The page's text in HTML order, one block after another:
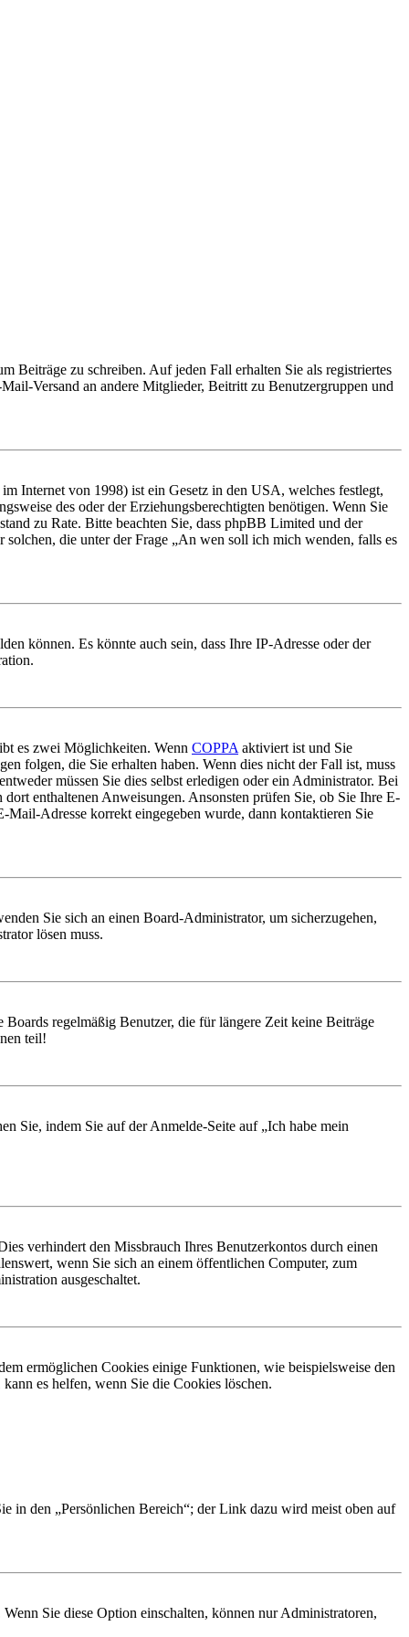
Beiträge zu schreiben. Auf jeden Fall erhalten Sie als registriertes
Versand an andere Mitglieder, Beitritt zu Benutzergruppen und
Internet von 1998) ist ein Gesetz in den USA, welches festlegt,
des oder der Erziehungsberechtigten benötigen. Wenn Sie
zu Rate. Bitte beachten Sie, dass phpBB Limited und der
die unter der Frage „An wen soll ich mich wenden, falls es
können. Es könnte auch sein, dass Ihre IP-Adresse oder der
es zwei Möglichkeiten. Wenn COPPA aktiviert ist und Sie
folgen, die Sie erhalten haben. Wenn dies nicht der Fall ist, muss
müssen Sie dies selbst erledigen oder ein Administrator. Bei
enthaltenen Anweisungen. Ansonsten prüfen Sie, ob Sie Ihre E-
Adresse korrekt eingegeben wurde, dann kontaktieren Sie
Sie sich an einen Board-Administrator, um sicherzugehen,
lösen muss.
regelmäßig Benutzer, die für längere Zeit keine Beiträge
teil!
Sie, indem Sie auf der Anmelde-Seite auf „Ich habe mein
verhindert den Missbrauch Ihres Benutzerkontos durch einen
wenn Sie sich an einem öffentlichen Computer, zum
ausgeschaltet.
ermöglichen Cookies einige Funktionen, wie beispielsweise den
es helfen, wenn Sie die Cookies löschen.
in den „Persönlichen Bereich“; der Link dazu wird meist oben auf
Sie diese Option einschalten, können nur Administratoren,